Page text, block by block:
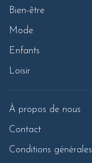
Bien-être
Mode
Enfants
Loisir
À propos de nous
Contact
Conditions générales